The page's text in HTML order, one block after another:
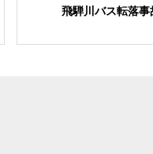
飛騨川バス転落事